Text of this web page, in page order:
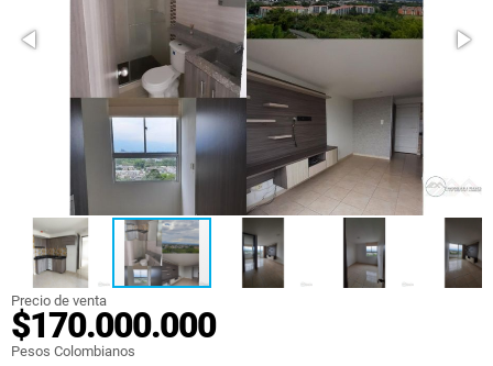
Precio de venta
$170.000.000
Pesos Colombianos